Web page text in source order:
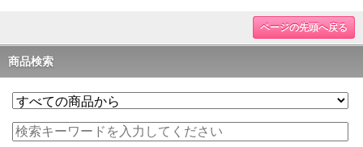
ページの先頭へ戻る
商品検索